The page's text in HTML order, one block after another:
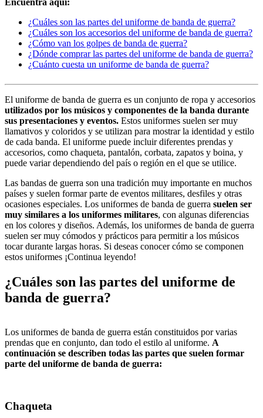
¿Cuáles son las partes del uniforme de banda de guerra?
¿Cuáles son los accesorios del uniforme de banda de guerra?
¿Cómo van los golpes de banda de guerra?
¿Dónde comprar las partes del uniforme de banda de guerra?
¿Cuánto cuesta un uniforme de banda de guerra?
El uniforme de banda de guerra es un conjunto de ropa y accesorios
utilizados por los músicos y componentes de la banda durante
sus presentaciones y eventos. Estos uniformes suelen ser muy
llamativos y coloridos y se utilizan para mostrar la identidad y estilo
de cada banda. El uniforme puede incluir diferentes prendas y
accesorios, como chaqueta, pantalón, corbata, zapatos y boina, y
puede variar dependiendo del país o región en el que se utilice.
Las bandas de guerra son una tradición muy importante en muchos
países y suelen formar parte de eventos militares, desfiles y otras
ocasiones especiales. Los uniformes de banda de guerra suelen ser
muy similares a los uniformes militares, con algunas diferencias
en los colores y diseños. Además, los uniformes de banda de guerra
suelen ser muy cómodos y prácticos para permitir a los músicos
tocar durante largas horas. Si deseas conocer cómo se componen
estos uniformes ¡Continua leyendo!
¿Cuáles son las partes del uniforme de
banda de guerra?
Los uniformes de banda de guerra están constituidos por varias
prendas que en conjunto, dan todo el estilo al uniforme. A
continuación se describen todas las partes que suelen formar
parte del uniforme de banda de guerra:
Chaqueta